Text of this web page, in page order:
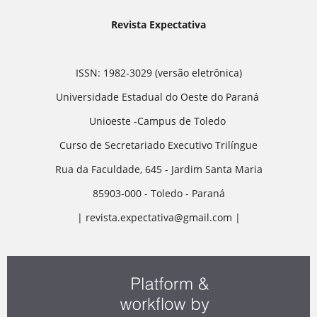
Revista Expectativa
ISSN: 1982-3029 (versão eletrônica)
Universidade Estadual do Oeste do Paraná
Unioeste -Campus de Toledo
Curso de Secretariado Executivo Trilíngue
Rua da Faculdade, 645 - Jardim Santa Maria
85903-000 - Toledo - Paraná
| revista.expectativa@gmail.com |